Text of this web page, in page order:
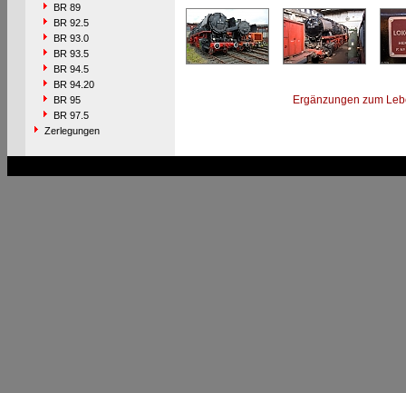
BR 89
BR 92.5
BR 93.0
BR 93.5
BR 94.5
BR 94.20
BR 95
BR 97.5
Zerlegungen
Ergänzungen zum